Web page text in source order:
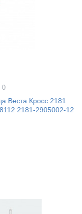
0
Веста Кросс 2181
2181-2905002-12